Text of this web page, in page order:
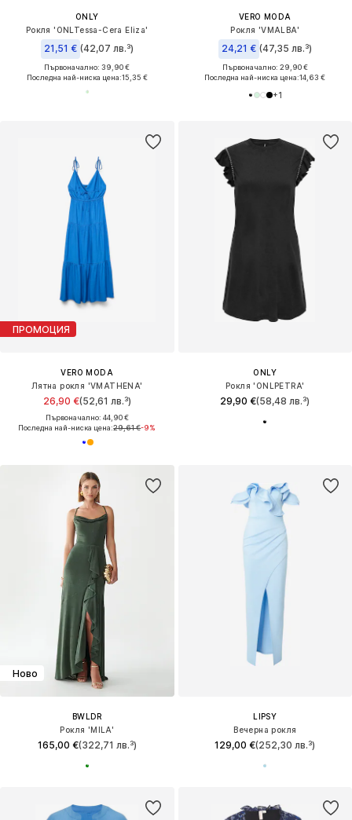
ONLY
Рокля 'ONLTessa-Cera Eliza'
21,51 € (42,07 лв.³)
Първоначално: 39,90 €
Последна най-ниска цена:15,35 €
VERO MODA
Рокля 'VMALBA'
24,21 € (47,35 лв.³)
Първоначално: 29,90 €
Последна най-ниска цена:14,63 €
+1
ПРОМОЦИЯ
VERO MODA
Лятна рокля 'VMATHENA'
26,90 €(52,61 лв.³)
Първоначално: 44,90 €
Последна най-ниска цена:29,61 €-9%
ONLY
Рокля 'ONLPETRA'
29,90 €(58,48 лв.³)
Ново
BWLDR
Рокля 'MILA'
165,00 €(322,71 лв.³)
LIPSY
Вечерна рокля
129,00 €(252,30 лв.³)